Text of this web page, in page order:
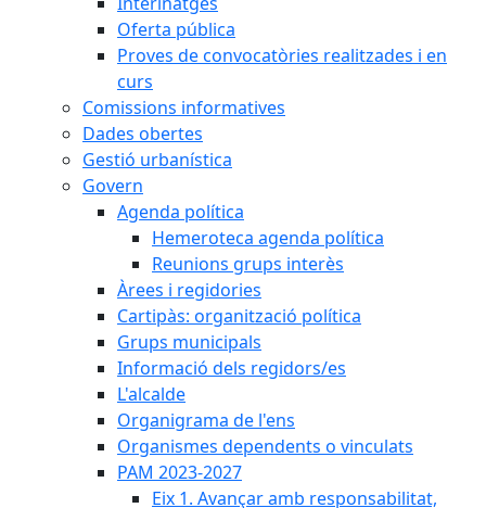
Oferta pública
Proves de convocatòries realitzades i en
curs
Comissions informatives
Dades obertes
Gestió urbanística
Govern
Agenda política
Hemeroteca agenda política
Reunions grups interès
Àrees i regidories
Cartipàs: organització política
Grups municipals
Informació dels regidors/es
L'alcalde
Organigrama de l'ens
Organismes dependents o vinculats
PAM 2023-2027
Eix 1. Avançar amb responsabilitat,